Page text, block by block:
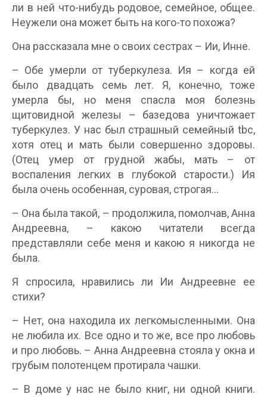
ли в ней что-нибудь родовое, семейное, общее.
Неужели она может быть на кого-то похожа?
Она рассказала мне о своих сестрах – Ии, Инне.
– Обе умерли от туберкулеза. Ия – когда ей
было двадцать семь лет. Я, конечно, тоже
умерла бы, но меня спасла моя болезнь
щитовидной железы – базедова уничтожает
туберкулез. У нас был страшный семейный tbc,
хотя отец и мать были совершенно здоровы.
(Отец умер от грудной жабы, мать – от
воспаления легких в глубокой старости.) Ия
была очень особенная, суровая, строгая…
– Она была такой, – продолжила, помолчав, Анна
Андреевна, – какою читатели всегда
представляли себе меня и какою я никогда не
была.
Я спросила, нравились ли Ии Андреевне ее
стихи?
– Нет, она находила их легкомысленными. Она
не любила их. Все одно и то же, все про любовь
и про любовь. – Анна Андреевна стояла у окна и
грубым полотенцем протирала чашки.
– В доме у нас не было книг, ни одной книги.